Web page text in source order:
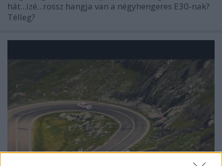
hát...izé...rossz hangja van a négyhengeres E30-nak?
Télleg?